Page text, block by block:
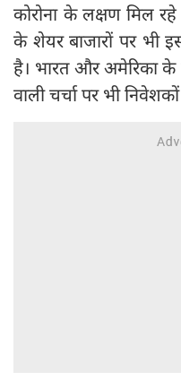
कोरोना के लक्षण मिल
के शेयर बाजारों पर भी
है। भारत और अमेरिका के
वाली चर्चा पर भी